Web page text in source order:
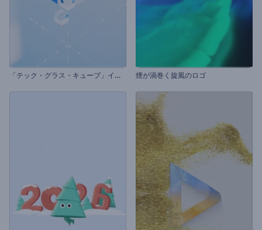
「
テック・グラス・キューブ」イントロ動画 煙が渦巻く旋風のロゴ